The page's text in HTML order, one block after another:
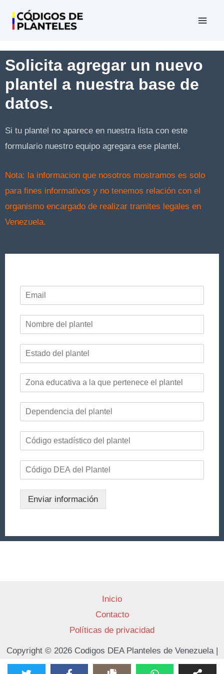
Solicita agregar un nuevo
plantel a nuestra base de
datos.
Si tu plantel no aparece en nuestra lista con este
formulario nuestro equipo agregara ese plantel.
Nota: la informacion que nosotros mostramos es solo
para fines informativos y no tenemos relación con el
organismo encargado de realizar tramites legales en
Venezuela.
Enviar información
Inicio
Contacto
Políticas de privacidad
Copyright © 2026 Codigos DEA Planteles de Venezuela |
Todos los derechos reservados